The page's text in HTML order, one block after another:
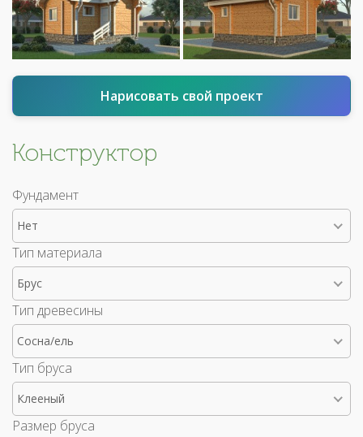
Нарисовать свой проект
Конструктор
Фундамент
Нет
Тип материала
Брус
Тип древесины
Сосна/ель
Тип бруса
Клееный
Размер бруса